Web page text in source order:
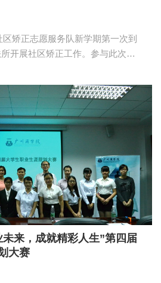
矫正志愿服务队新学期第一次到
开展社区矫正工作。参与此次活
、祝建波老师带队及担任指导老
冯华等到现场指导工作。 正式
海霞首先对新的志愿者成员进行
社区矫正能力。所有志愿者进行
，以谈话方式各负责一名矫正对
矫正对象资料，做好工作准备。
来，成就精彩人生”第四届
大赛